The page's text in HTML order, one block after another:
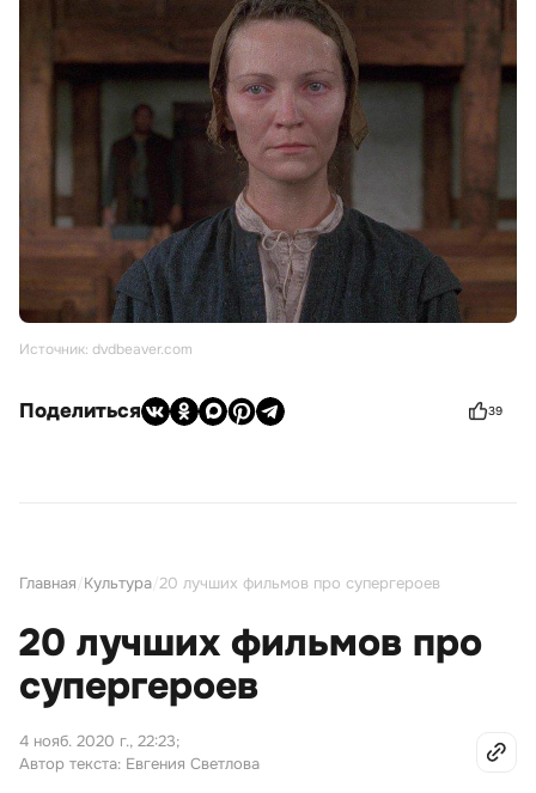
Источник: dvdbeaver.com
Поделиться 39
Главная Культура 20 лучших фильмов про супергероев
20 лучших фильмов про
супергероев
4 нояб. 2020 г., 22:23;
Автор текста: Евгения Светлова